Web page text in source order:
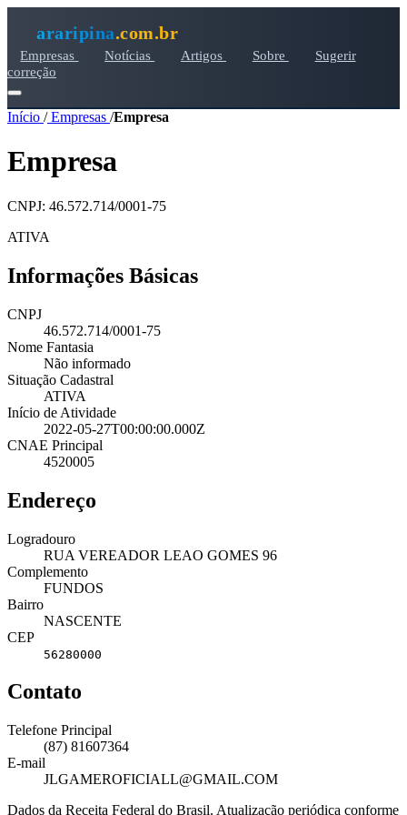
araripina.com.br
Empresas Notícias Artigos Sobre
Sugerir
correção
Início /Empresas /Empresa
Empresa
CNPJ: 46.572.714/0001-75
ATIVA
Informações Básicas
CNPJ
46.572.714/0001-75
Nome Fantasia
Não informado
Situação Cadastral
ATIVA
Início de Atividade
2022-05-27T00:00:00.000Z
CNAE Principal
4520005
Endereço
Logradouro
RUA VEREADOR LEAO GOMES 96
Complemento
FUNDOS
Bairro
NASCENTE
CEP
56280000
Contato
Telefone Principal
(87) 81607364
E-mail
JLGAMEROFICIALL@GMAIL.COM
Dados da Receita Federal do Brasil. Atualização periódica conforme